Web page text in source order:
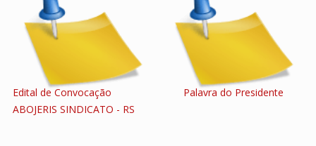
Edital de Convocação
ABOJERIS SINDICATO - RS
Palavra do Presidente